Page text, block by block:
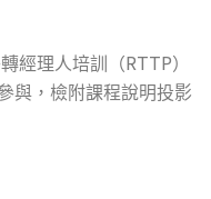
經理人培訓（RTTP）
與，檢附課程說明投影